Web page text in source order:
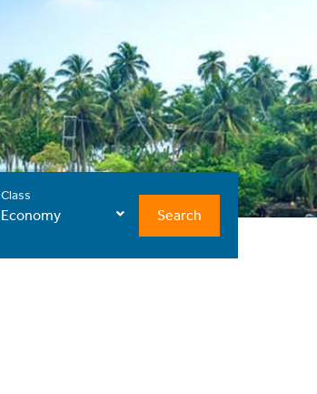
Class
Economy Search